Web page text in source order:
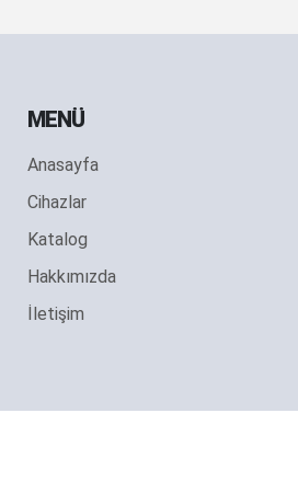
MENÜ
Anasayfa
Cihazlar
Katalog
Hakkımızda
İletişim